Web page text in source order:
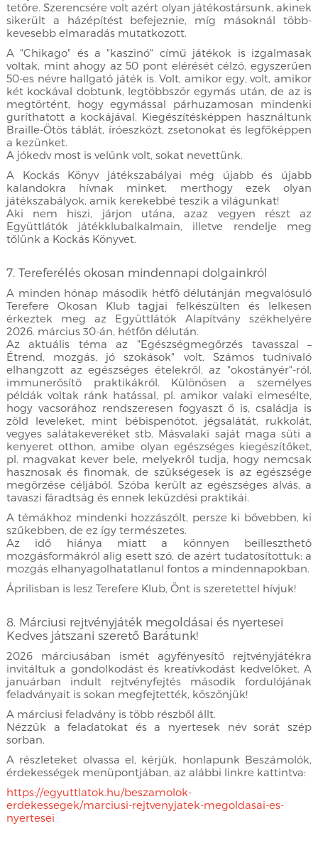
tetőre. Szerencsére volt azért olyan játékostársunk, akinek
sikerült a házépítést befejeznie, míg másoknál több-
kevesebb elmaradás mutatkozott.
A "Chikago" és a "kaszinó" című játékok is izgalmasak
voltak, mint ahogy az 50 pont elérését célzó, egyszerűen
50-es névre hallgató játék is. Volt, amikor egy, volt, amikor
két kockával dobtunk, legtöbbször egymás után, de az is
megtörtént, hogy egymással párhuzamosan mindenki
guríthatott a kockájával. Kiegészítésképpen használtunk
Braille-Ötös táblát, íróeszközt, zsetonokat és legfőképpen
a kezünket.
A jókedv most is velünk volt, sokat nevettünk.
A Kockás Könyv játékszabályai még újabb és újabb
kalandokra hívnak minket, merthogy ezek olyan
játékszabályok, amik kerekebbé teszik a világunkat!
Aki nem hiszi, járjon utána, azaz vegyen részt az
Együttlátók játékklubalkalmain, illetve rendelje meg
tőlünk a Kockás Könyvet.
7. Tereferélés okosan mindennapi dolgainkról
A minden hónap második hétfő délutánján megvalósuló
Terefere Okosan Klub tagjai felkészülten és lelkesen
érkeztek meg az Együttlátók Alapítvány székhelyére
2026. március 30-án, hétfőn délután.
Az aktuális téma az "Egészségmegőrzés tavasszal –
Étrend, mozgás, jó szokások" volt. Számos tudnivaló
elhangzott az egészséges ételekről, az "okostányér"-ról,
immunerősítő praktikákról. Különösen a személyes
példák voltak ránk hatással, pl. amikor valaki elmesélte,
hogy vacsorához rendszeresen fogyaszt ő is, családja is
zöld leveleket, mint bébispenótot, jégsalátát, rukkolát,
vegyes salátakeveréket stb. Másvalaki saját maga süti a
kenyeret otthon, amibe olyan egészséges kiegészítőket,
pl. magvakat kever bele, melyekről tudja, hogy nemcsak
hasznosak és finomak, de szükségesek is az egészsége
megőrzése céljából. Szóba került az egészséges alvás, a
tavaszi fáradtság és ennek leküzdési praktikái.
A témákhoz mindenki hozzászólt, persze ki bővebben, ki
szűkebben, de ez így természetes.
Az idő hiánya miatt a könnyen beilleszthető
mozgásformákról alig esett szó, de azért tudatosítottuk: a
mozgás elhanyagolhatatlanul fontos a mindennapokban.
Áprilisban is lesz Terefere Klub, Önt is szeretettel hívjuk!
8. Márciusi rejtvényjáték megoldásai és nyertesei
Kedves játszani szerető Barátunk!
2026 márciusában ismét agyfényesítő rejtvényjátékra
invitáltuk a gondolkodást és kreatívkodást kedvelőket. A
januárban indult rejtvényfejtés második fordulójának
feladványait is sokan megfejtették, köszönjük!
A márciusi feladvány is több részből állt.
Nézzük a feladatokat és a nyertesek név sorát szép
sorban.
A részleteket olvassa el, kérjük, honlapunk Beszámolók,
érdekességek menüpontjában, az alábbi linkre kattintva:
https://egyuttlatok.hu/beszamolok-
erdekessegek/marciusi-rejtvenyjatek-megoldasai-es-
nyertesei